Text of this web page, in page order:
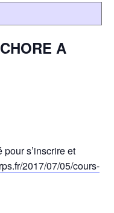
A
pour s’inscrire et
2017/07/05/cours-